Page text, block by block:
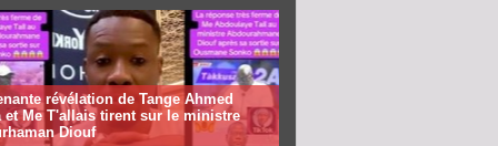
révélation de Tange Ahmed
et Me T'allais tirent sur le ministre
Diouf